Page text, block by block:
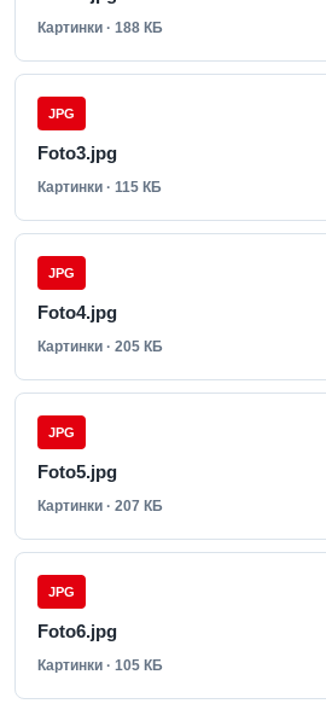
Картинки · 188 КБ
JPG
Foto3.jpg
Картинки · 115 КБ
JPG
Foto4.jpg
Картинки · 205 КБ
JPG
Foto5.jpg
Картинки · 207 КБ
JPG
Foto6.jpg
Картинки · 105 КБ